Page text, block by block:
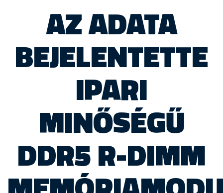
AZ ADATA
BEJELENTETTE
IPARI
MINŐSÉGŰ
DDR5 R-DIMM